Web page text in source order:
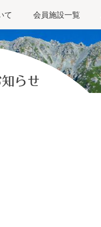
て 会員施設一覧
らせ